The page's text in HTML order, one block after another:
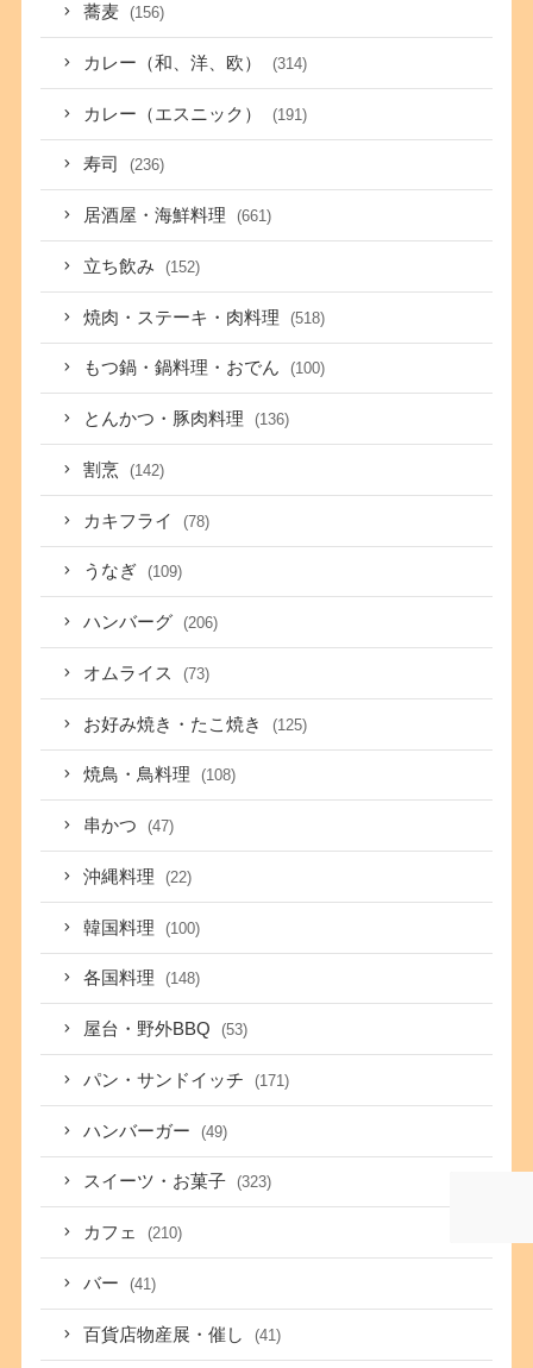
蕎麦 (156)
カレー（和、洋、欧） (314)
カレー（エスニック） (191)
寿司 (236)
居酒屋・海鮮料理 (661)
立ち飲み (152)
焼肉・ステーキ・肉料理 (518)
もつ鍋・鍋料理・おでん (100)
とんかつ・豚肉料理 (136)
割烹 (142)
カキフライ (78)
うなぎ (109)
ハンバーグ (206)
オムライス (73)
お好み焼き・たこ焼き (125)
焼鳥・鳥料理 (108)
串かつ (47)
沖縄料理 (22)
韓国料理 (100)
各国料理 (148)
屋台・野外BBQ (53)
パン・サンドイッチ (171)
ハンバーガー (49)
スイーツ・お菓子 (323)
カフェ (210)
バー (41)
百貨店物産展・催し (41)